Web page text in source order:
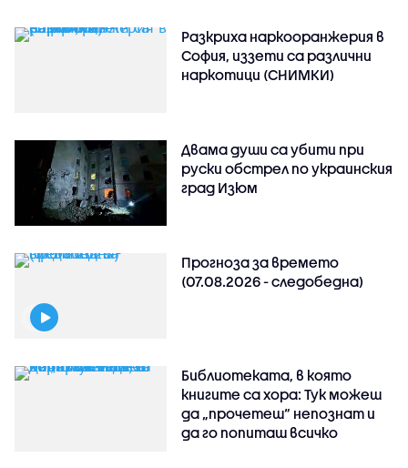
Разкриха наркооранжерия в
София, иззети са различни
наркотици (СНИМКИ)
Двама души са убити при
руски обстрeл по украинския
град Изюм
Прогноза за времето
(07.08.2026 - следобедна)
Библиотеката, в която
книгите са хора: Тук можеш
да „прочетеш“ непознат и
да го попиташ всичко